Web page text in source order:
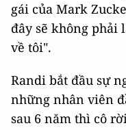
gái của Mark
đây sẽ không
về tôi".
Randi bắt đầu sự
những nhân viên
sau 6 năm thì cô